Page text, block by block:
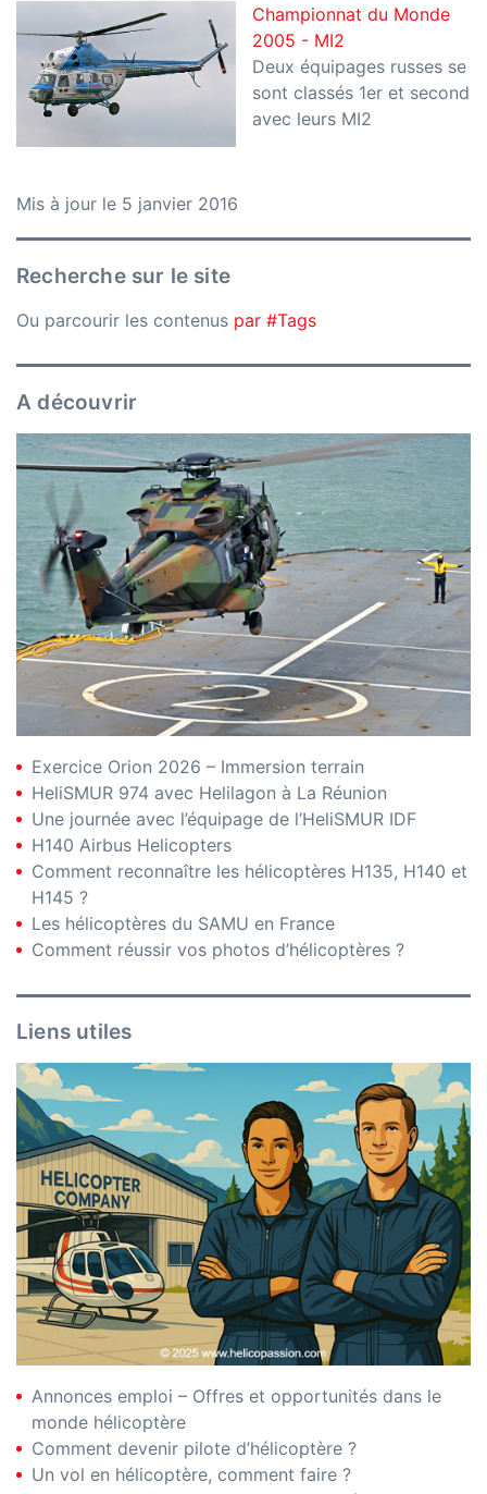
Championnat du Monde
2005 - MI2
Deux équipages russes se
sont classés 1er et second
avec leurs MI2
Mis à jour le 5 janvier 2016
Recherche sur le site
Ou parcourir les contenus par #Tags
A découvrir
Exercice Orion 2026 – Immersion terrain
HeliSMUR 974 avec Helilagon à La Réunion
Une journée avec l’équipage de l’HeliSMUR IDF
H140 Airbus Helicopters
Comment reconnaître les hélicoptères H135, H140 et
H145 ?
Les hélicoptères du SAMU en France
Comment réussir vos photos d’hélicoptères ?
Liens utiles
Annonces emploi – Offres et opportunités dans le
monde hélicoptère
Comment devenir pilote d’hélicoptère ?
Un vol en hélicoptère, comment faire ?